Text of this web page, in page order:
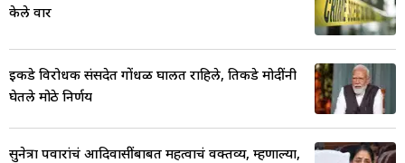
केले वार
इकडे विरोधक संसदेत गोंधळ घालत राहिले, तिकडे मोदींनी
घेतले मोठे निर्णय
सुनेत्रा पवारांचं आदिवासींबाबत महत्वाचं वक्तव्य, म्हणाल्या,